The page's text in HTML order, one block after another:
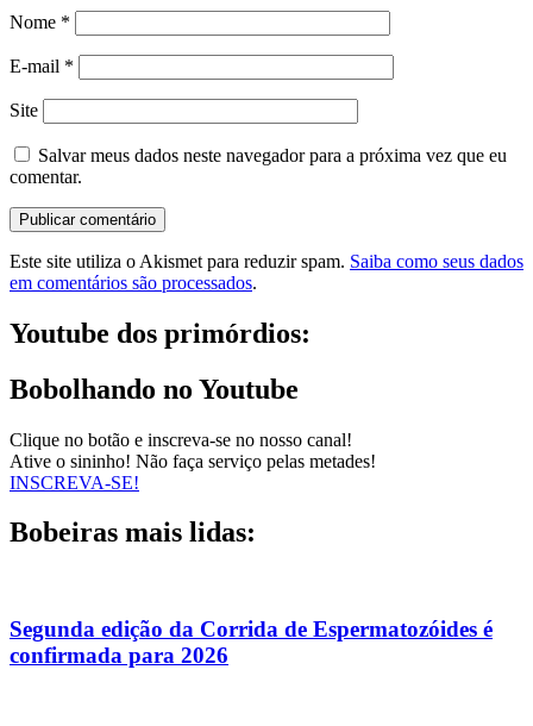
Nome *
E-mail *
Site
Salvar meus dados neste navegador para a próxima vez que eu
comentar.
Este site utiliza o Akismet para reduzir spam. Saiba como seus dados
em comentários são processados.
Youtube dos primórdios:
Bobolhando no Youtube
Clique no botão e inscreva-se no nosso canal!
Ative o sininho! Não faça serviço pelas metades!
INSCREVA-SE!
Bobeiras mais lidas:
Segunda edição da Corrida de Espermatozóides é
confirmada para 2026